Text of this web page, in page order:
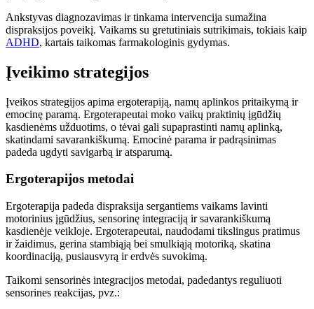
Ankstyvas diagnozavimas ir tinkama intervencija sumažina
dispraksijos poveikį. Vaikams su gretutiniais sutrikimais, tokiais kaip
ADHD, kartais taikomas farmakologinis gydymas.
Įveikimo strategijos
Įveikos strategijos apima ergoterapiją, namų aplinkos pritaikymą ir
emocinę paramą. Ergoterapeutai moko vaikų praktinių įgūdžių
kasdienėms užduotims, o tėvai gali supaprastinti namų aplinką,
skatindami savarankiškumą. Emocinė parama ir padrąsinimas
padeda ugdyti savigarbą ir atsparumą.
Ergoterapijos metodai
Ergoterapija padeda dispraksija sergantiems vaikams lavinti
motorinius įgūdžius, sensorinę integraciją ir savarankiškumą
kasdienėje veikloje. Ergoterapeutai, naudodami tikslingus pratimus
ir žaidimus, gerina stambiąją bei smulkiąją motoriką, skatina
koordinaciją, pusiausvyrą ir erdvės suvokimą.
Taikomi sensorinės integracijos metodai, padedantys reguliuoti
sensorines reakcijas, pvz.: